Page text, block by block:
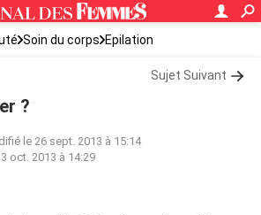
Soin du corps Epilation
Sujet Suivant
?
le 26 sept. 2013 à 15:14
3 oct. 2013 à 14:29